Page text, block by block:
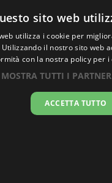
Esatta
sito web
utilizza i cookie per
Utilizzando il nostro sito web
con la nostra policy per i
MOSTRA TUTTI I PARTNER
ACCETTA TUTTO